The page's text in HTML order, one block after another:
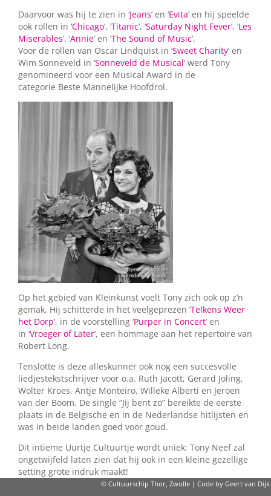
Daarvoor was hij te zien in ‘Jeans’ en ‘Evita’ en hij speelde
ook rollen in ‘Chicago’, ‘Titanic’, ‘Saturday Night Fever’, ‘Les
Miserables’, ‘Annie’ en ‘The Sound of Music’.
Voor de rollen van Oscar Lindquist in ‘Sweet Charity’ en
Wim Sonneveld in ‘Sonneveld de Musical’ werd Tony
genomineerd voor een Musical Award in de
categorie Beste Mannelijke Hoofdrol.
Op het gebied van Kleinkunst voelt Tony zich ook op z’n
gemak. Hij schitterde in het veelgeprezen ‘Telkens Weer
het Dorp’, in de voorstelling ‘Purper in Concert’ en
in ‘Vroeger of Later’, een hommage aan het repertoire van
Robert Long.
Tenslotte is deze alleskunner ook nog een succesvolle
liedjestekstschrijver voor o.a. Ruth Jacott, Gerard Joling,
Wolter Kroes, Antje Monteiro, Willeke Alberti en Jeroen
van der Boom. De single “Jij bent zo” bereikte de eerste
plaats in de Belgische en in de Nederlandse hitlijsten en
was in beide landen goed voor goud.
Dit intieme Uurtje Cultuurtje wordt uniek: Tony Neef zal
ongetwijfeld laten zien dat hij ook in een kleine gezellige
setting grote indruk maakt!
© Cultuurschip Thor, Zwolle | Code by Geert van Dijk